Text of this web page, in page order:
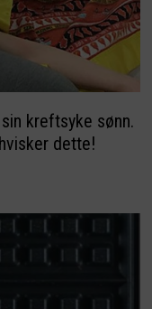
kreftsyke sønn.
dette!